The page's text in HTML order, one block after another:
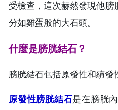
受檢查，這次赫然發現他膀
分如雞蛋般的大石頭。
什麼是膀胱結石？
膀胱結石包括原發性和續發
原發性膀胱結石是在膀胱